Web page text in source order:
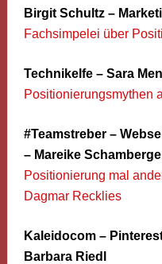
Birgit Schultz –
Fachsimpelei über
Technikelfe – Sara
Positionierungsmythen
#Teamstreber –
– Mareike
Positionierung mal
Dagmar Recklies
Kaleidocom –
Barbara Riedl